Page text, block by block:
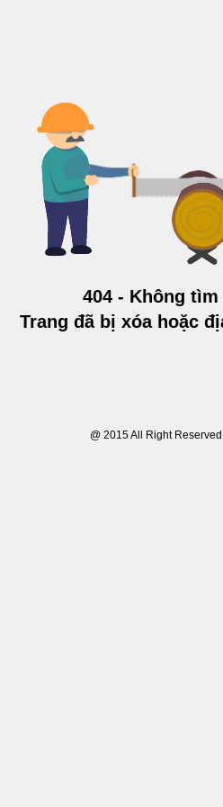
404 - Không
Trang đã bị xóa hoặc
@ 2015 All Right